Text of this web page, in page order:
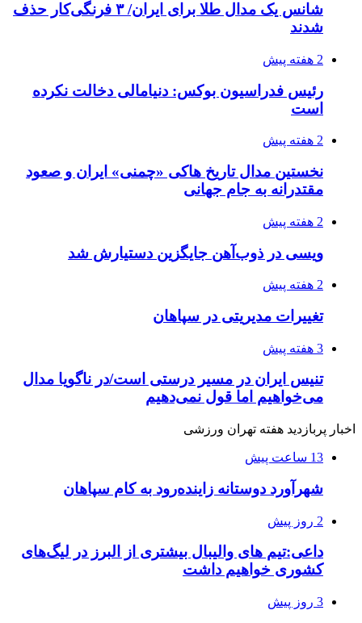
شانس یک مدال طلا برای ایران/ ۳ فرنگی‌کار حذف
شدند
2 هفته پیش
رئیس فدراسیون بوکس: دنیامالی دخالت نکرده
است
2 هفته پیش
نخستین مدال تاریخ هاکی «چمنی» ایران و صعود
مقتدرانه به جام جهانی
2 هفته پیش
ویسی در ذوب‌آهن جایگزین دستیارش شد
2 هفته پیش
تغییرات مدیریتی در سپاهان
3 هفته پیش
تنیس ایران در مسیر درستی است/در ناگویا مدال
می‌خواهیم اما قول نمی‌دهیم
اخبار پربازدید هفته تهران ورزشی
13 ساعت پیش
شهرآورد دوستانه زاینده‌رود به کام سپاهان
2 روز پیش
داعی:تیم های والیبال بیشتری از البرز در لیگ‌های
کشوری خواهیم داشت
3 روز پیش